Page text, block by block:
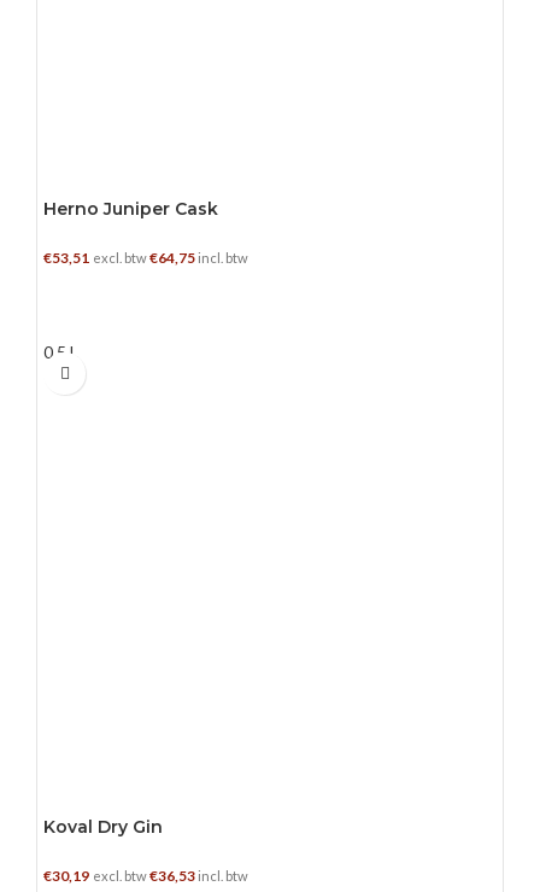
Herno Juniper Cask
€53,51 excl. btw€64,75 incl. btw
0.5 L
Koval Dry Gin
€30,19 excl. btw€36,53 incl. btw